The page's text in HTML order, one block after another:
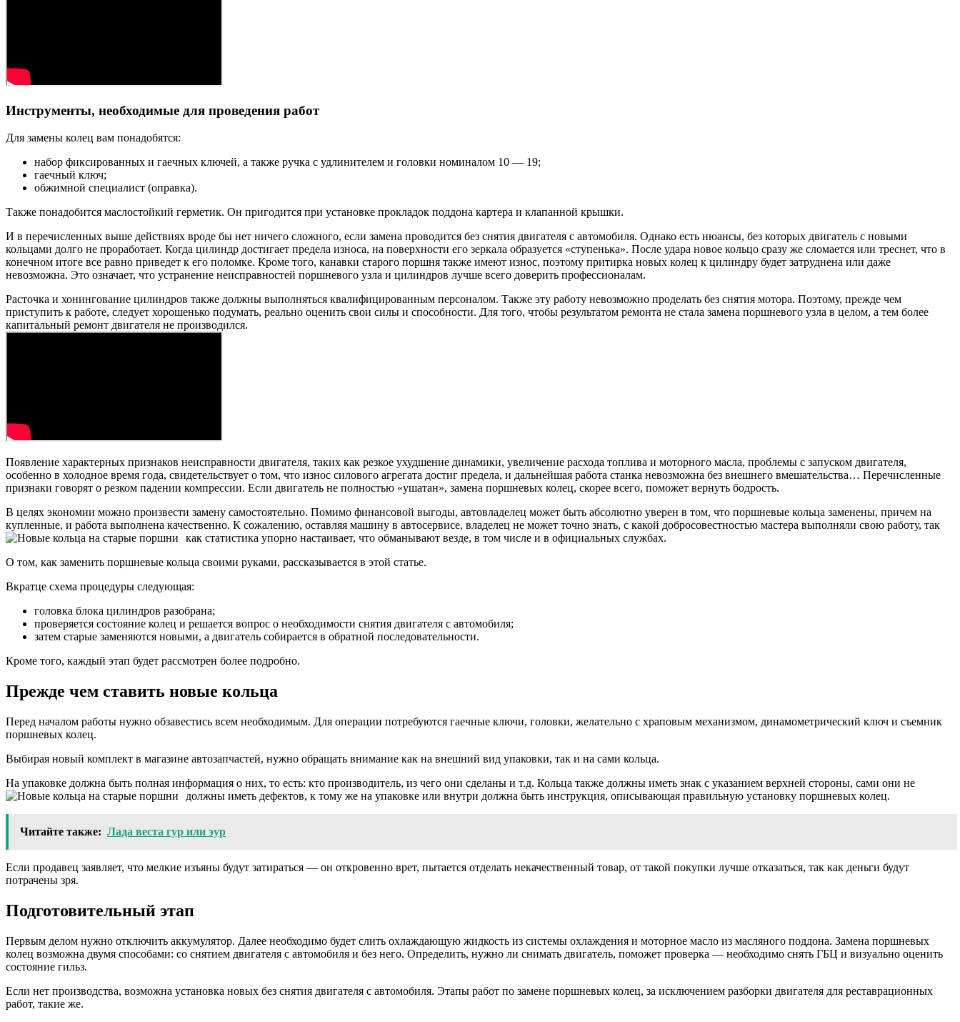
Инструменты, необходимые для проведения работ
Для замены колец вам понадобятся:
набор фиксированных и гаечных ключей, а также ручка с удлинителем и головки номиналом 10 — 19;
гаечный ключ;
обжимной специалист (оправка).
Также понадобится маслостойкий герметик. Он пригодится при установке прокладок поддона картера и клапанной крышки.
И в перечисленных выше действиях вроде бы нет ничего сложного, если замена проводится без снятия двигателя с автомобиля. Однако есть нюансы, без которых двигатель с новыми
кольцами долго не проработает. Когда цилиндр достигает предела износа, на поверхности его зеркала образуется «ступенька». После удара новое кольцо сразу же сломается или треснет, что в
конечном итоге все равно приведет к его поломке. Кроме того, канавки старого поршня также имеют износ, поэтому притирка новых колец к цилиндру будет затруднена или даже
невозможна. Это означает, что устранение неисправностей поршневого узла и цилиндров лучше всего доверить профессионалам.
Расточка и хонингование цилиндров также должны выполняться квалифицированным персоналом. Также эту работу невозможно проделать без снятия мотора. Поэтому, прежде чем
приступить к работе, следует хорошенько подумать, реально оценить свои силы и способности. Для того, чтобы результатом ремонта не стала замена поршневого узла в целом, а тем более
капитальный ремонт двигателя не производился.
Появление характерных признаков неисправности двигателя, таких как резкое ухудшение динамики, увеличение расхода топлива и моторного масла, проблемы с запуском двигателя,
особенно в холодное время года, свидетельствует о том, что износ силового агрегата достиг предела, и дальнейшая работа станка невозможна без внешнего вмешательства… Перечисленные
признаки говорят о резком падении компрессии. Если двигатель не полностью «ушатан», замена поршневых колец, скорее всего, поможет вернуть бодрость.
В целях экономии можно произвести замену самостоятельно. Помимо финансовой выгоды, автовладелец может быть абсолютно уверен в том, что поршневые кольца заменены, причем на
купленные, и работа выполнена качественно. К сожалению, оставляя машину в автосервисе, владелец не может точно знать, с какой добросовестностью мастера выполняли свою работу, так
как статистика упорно настаивает, что обманывают везде, в том числе и в официальных службах.
О том, как заменить поршневые кольца своими руками, рассказывается в этой статье.
Вкратце схема процедуры следующая:
головка блока цилиндров разобрана;
проверяется состояние колец и решается вопрос о необходимости снятия двигателя с автомобиля;
затем старые заменяются новыми, а двигатель собирается в обратной последовательности.
Кроме того, каждый этап будет рассмотрен более подробно.
Прежде чем ставить новые кольца
Перед началом работы нужно обзавестись всем необходимым. Для операции потребуются гаечные ключи, головки, желательно с храповым механизмом, динамометрический ключ и съемник
поршневых колец.
Выбирая новый комплект в магазине автозапчастей, нужно обращать внимание как на внешний вид упаковки, так и на сами кольца.
На упаковке должна быть полная информация о них, то есть: кто производитель, из чего они сделаны и т.д. Кольца также должны иметь знак с указанием верхней стороны, сами они не
должны иметь дефектов, к тому же на упаковке или внутри должна быть инструкция, описывающая правильную установку поршневых колец.
Читайте также: Лада веста гур или эур
Если продавец заявляет, что мелкие изъяны будут затираться — он откровенно врет, пытается отделать некачественный товар, от такой покупки лучше отказаться, так как деньги будут
потрачены зря.
Подготовительный этап
Первым делом нужно отключить аккумулятор. Далее необходимо будет слить охлаждающую жидкость из системы охлаждения и моторное масло из масляного поддона. Замена поршневых
колец возможна двумя способами: со снятием двигателя с автомобиля и без него. Определить, нужно ли снимать двигатель, поможет проверка — необходимо снять ГБЦ и визуально оценить
состояние гильз.
Если нет производства, возможна установка новых без снятия двигателя с автомобиля. Этапы работ по замене поршневых колец, за исключением разборки двигателя для реставрационных
работ, такие же.